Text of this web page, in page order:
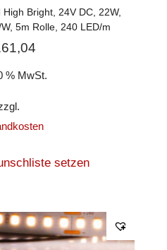
Bright, 24V DC, 22W,
5m Rolle, 240 LED/m
% MwSt.
setzen